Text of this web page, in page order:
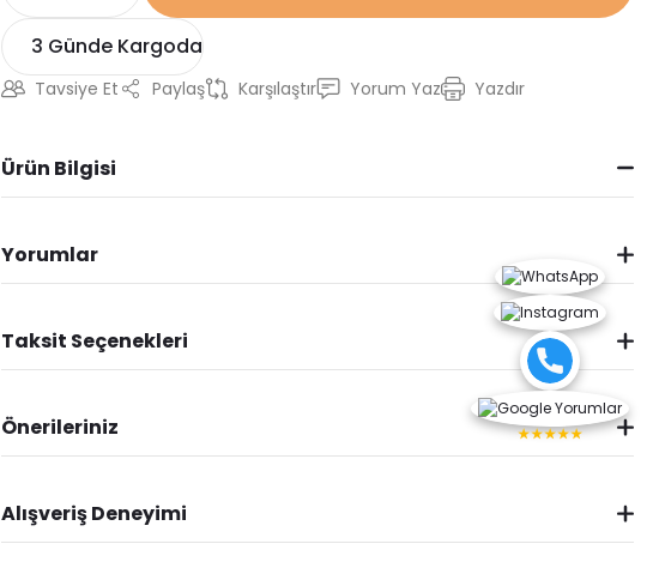
3 Günde Kargoda
Tavsiye Et Paylaş Karşılaştır Yorum Yaz Yazdır
Ürün Bilgisi
Yorumlar
Taksit Seçenekleri
Önerileriniz
Alışveriş Deneyimi
★★★★★